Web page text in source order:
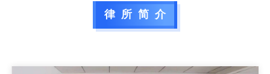
律  所  简  介